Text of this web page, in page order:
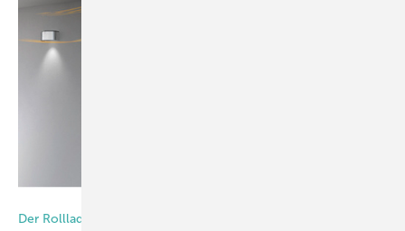
Der Rollladenkasten als unterschätztes Bauelement